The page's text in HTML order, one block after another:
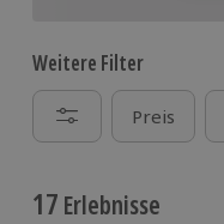
Weitere Filter
Preis
17 Erlebnisse